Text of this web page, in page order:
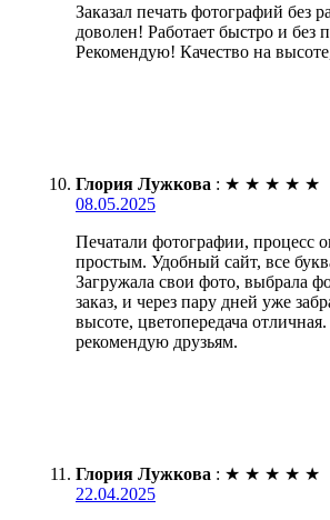
Заказал печать фотографий без
доволен! Работает быстро и без
Рекомендую! Качество на
Глория Лужкова : ★ ★ ★ ★ ★
08.05.2025
Печатали фотографии, процесс
простым. Удобный сайт, все
Загружала свои фото, выбрала
заказ, и через пару дней уже
высоте, цветопередача
рекомендую друзьям.
Глория Лужкова : ★ ★ ★ ★ ★
22.04.2025